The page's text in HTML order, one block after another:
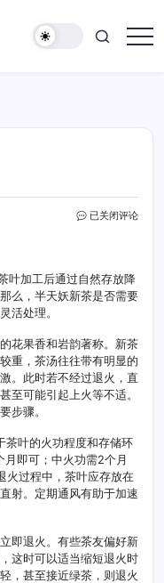
半
茶
需
要
吗
已关闭评论
叶加工后通过自然存放降
么，半天妖新茶是否需要
活处理。
花果香和岩韵著称。新茶
重，茶汤往往带有明显的
。此时若不经过退火，直
至可能引起上火等不适。
步骤。
茶叶的火功程度和存储环
即可；中火功需2个月
火过程中，茶叶应存放在
射。定期通风有助于加速
即退火。有些茶友偏好新
这时可以适当缩短退火时
，甚至接近绿茶，则退火